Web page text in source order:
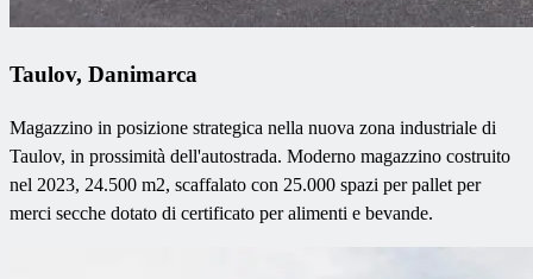
Taulov, Danimarca
Magazzino in posizione strategica nella nuova zona industriale di
Taulov, in prossimità dell'autostrada. Moderno magazzino costruito
nel 2023, 24.500 m2, scaffalato con 25.000 spazi per pallet per
merci secche dotato di certificato per alimenti e bevande.